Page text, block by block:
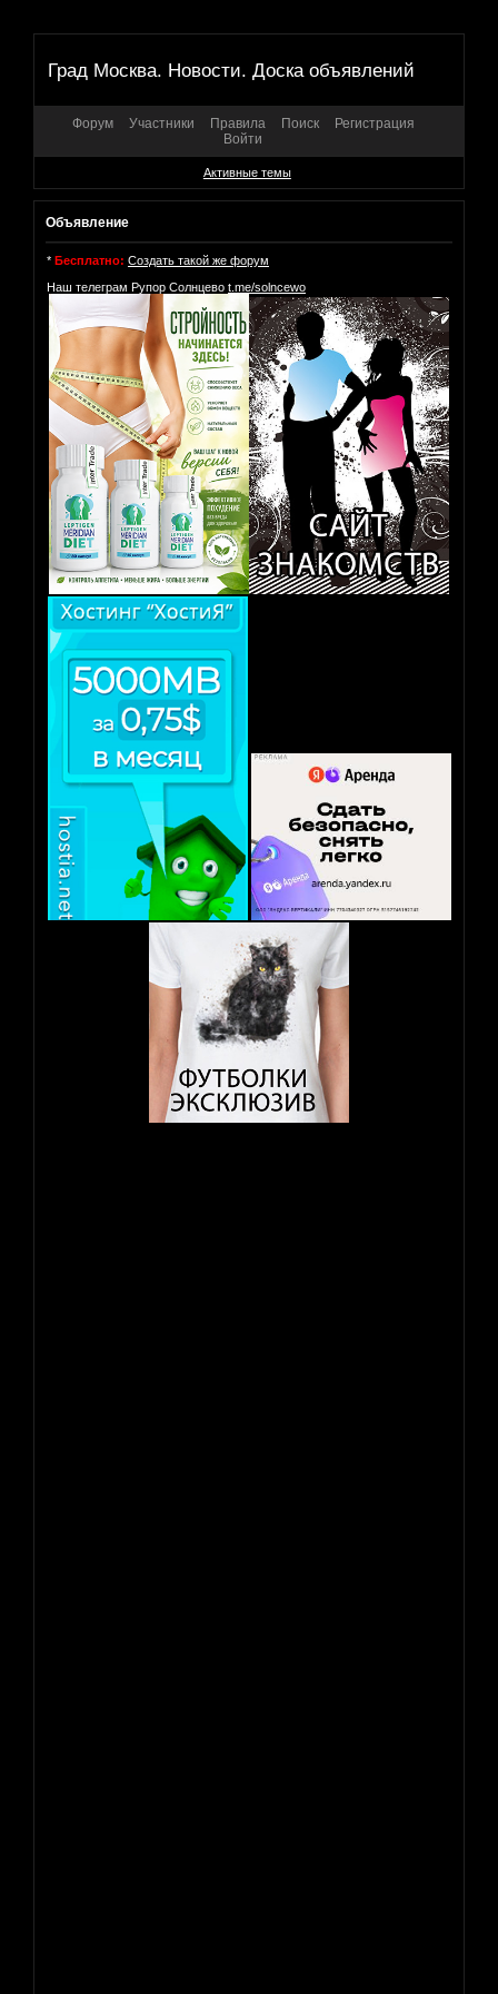
Град Москва. Новости. Доска объявлений
Форум Участники Правила Поиск
Регистрация
Войти
Активные темы
Объявление
* Бесплатно: Создать такой же форум
Наш телеграм Рупор Солнцево t.me/solncewo